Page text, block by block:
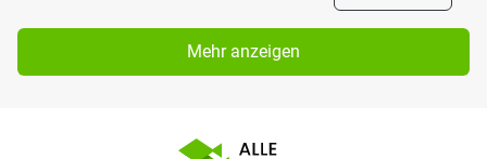
Mehr anzeigen